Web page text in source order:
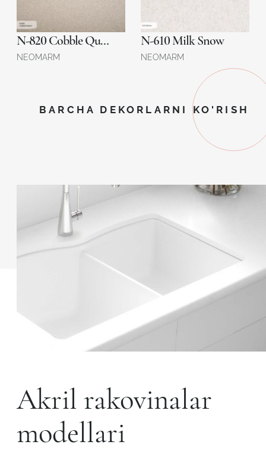
N-820 Cobble Quartz
NEOMARM
N-610 Milk Snow
NEOMARM
BARCHA DEKORLARNI KO'RISH
Akril rakovinalar
modellari